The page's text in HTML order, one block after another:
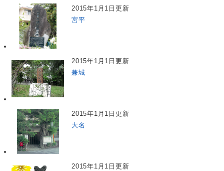
2015年1月1日更新
宮平
2015年1月1日更新
兼城
2015年1月1日更新
大名
2015年1月1日更新